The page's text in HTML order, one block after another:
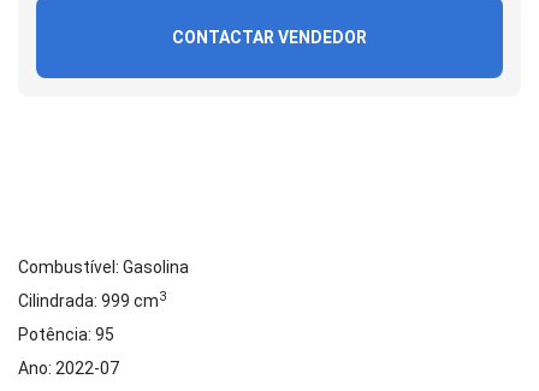
CONTACTAR VENDEDOR
Combustível: Gasolina
Cilindrada: 999 cm3
Potência: 95
Ano: 2022-07